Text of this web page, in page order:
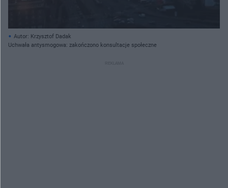
Autor: Krzysztof Dadak
Uchwała antysmogowa: zakończono konsultacje społeczne